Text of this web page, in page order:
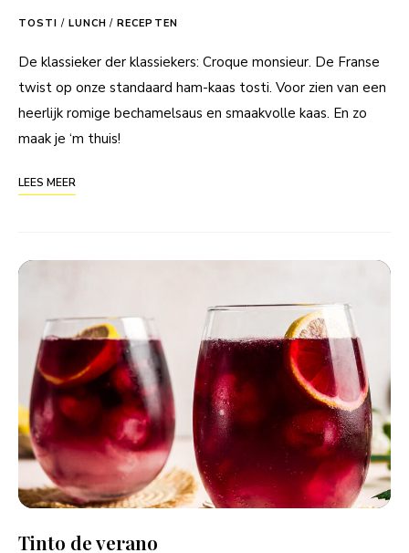
TOSTI / LUNCH / RECEPTEN
De klassieker der klassiekers: Croque monsieur. De Franse
twist op onze standaard ham-kaas tosti. Voor zien van een
heerlijk romige bechamelsaus en smaakvolle kaas. En zo
maak je ‘m thuis!
LEES MEER
Tinto de verano